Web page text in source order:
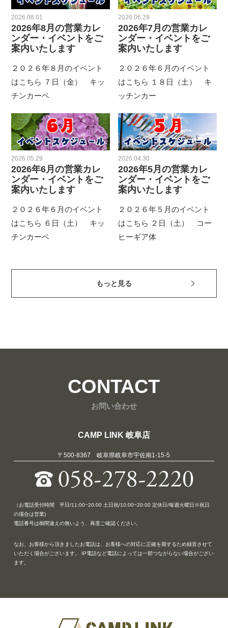
2026.08.01
2026年8月の営業カレ
ンダー・イベントをご
案内いたします
２０２６年８月のイベント
はこちら ７日（金） キッ
チンカーベ
2026.06.29
2026年7月の営業カレ
ンダー・イベントをご
案内いたします
２０２６年６月のイベント
はこちら １８日（土） キ
ッチンカー
2026.05.29
2026年6月の営業カレ
ンダー・イベントをご
案内いたします
２０２６年６月のイベント
はこちら ６日（土） キッ
チンカーベ
2026.04.30
2026年5月の営業カレ
ンダー・イベントをご
案内いたします
２０２６年５月のイベント
はこちら ２日（土） コー
ヒーギア体
もっと見る
CONTACT
お問い合わせ
CAMP LINK 岐阜店
〒500-8367 岐阜県岐阜市宇佐南1-15-5
（お電話受付時間 平日/11:00~20:00 土日祝/10:00~20:00 定休日/毎週火曜日※祝日
の場合は営業)
電話番号は御間違えの無いよう、再度ご確認ください。
なお、お客様から頂きましたお電話は、お客様への対応に正確を期するため録音させて
いただく場合がございます。 IP電話など電話によっては一部つながらない場合がござい
ます。